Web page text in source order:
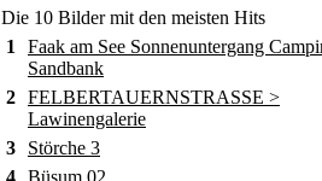
Die 10 Bilder mit den meisten Hits
1
Faak am See Sonnenuntergang
Sandbank
2 FELBERTAUERNSTRASSE >
Lawinengalerie
3
Störche 3
4 Büsum 02